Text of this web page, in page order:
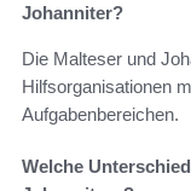
Johanniter?
Die Malteser und
Hilfsorganisationen
Aufgabenbereichen.
Welche